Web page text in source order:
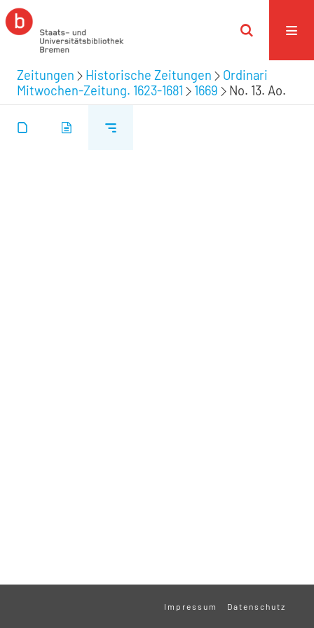
Zeitungen Historische Zeitungen
Ordinari
Mitwochen-Zeitung. 1623-1681
1669 No. 13. Ao.
Impressum Datenschutz